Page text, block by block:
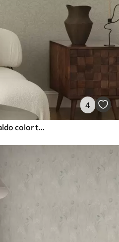
4
Sagome di foglie in rilievo, caldo color tortora